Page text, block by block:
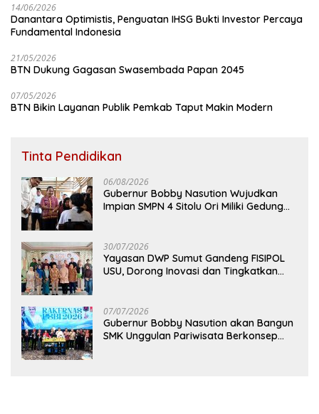
14/06/2026
Danantara Optimistis, Penguatan IHSG Bukti Investor Percaya
Fundamental Indonesia
21/05/2026
BTN Dukung Gagasan Swasembada Papan 2045
07/05/2026
BTN Bikin Layanan Publik Pemkab Taput Makin Modern
Tinta Pendidikan
06/08/2026
Gubernur Bobby Nasution Wujudkan
Impian SMPN 4 Sitolu Ori Miliki Gedung
30/07/2026
Yayasan DWP Sumut Gandeng FISIPOL
USU, Dorong Inovasi dan Tingkatkan
07/07/2026
Gubernur Bobby Nasution akan Bangun
SMK Unggulan Pariwisata Berkonsep